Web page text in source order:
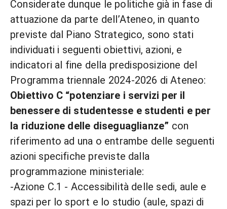
Considerate dunque le politiche già in fase di
attuazione da parte dell’Ateneo, in quanto
previste dal Piano Strategico, sono stati
individuati i seguenti obiettivi, azioni, e
indicatori al fine della predisposizione del
Programma triennale 2024-2026 di Ateneo:
Obiettivo C “potenziare i servizi per il
benessere di studentesse e studenti e per
la riduzione delle diseguaglianze” con
riferimento ad una o entrambe delle seguenti
azioni specifiche previste dalla
programmazione ministeriale:
-Azione C.1 - Accessibilità delle sedi, aule e
spazi per lo sport e lo studio (aule, spazi di